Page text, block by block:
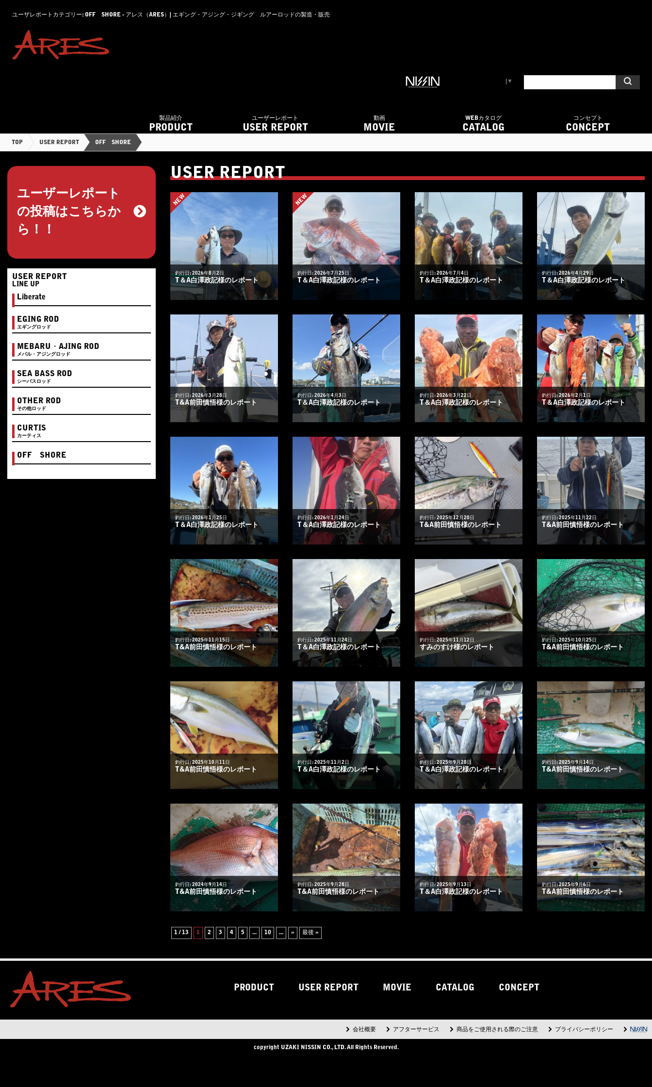
ユーザレポートカテゴリー: OFF SHORE - アレス（ARES）| エギング・アジング・ジギング ルアーロッドの製造・販売
▼
製品紹介
PRODUCT
ユーザーレポート
USER REPORT
動画
MOVIE
WEBカタログ
CATALOG
コンセプト
CONCEPT
TOP USER REPORT OFF SHORE
ユーザーレポート
の投稿はこちらか
ら！！
USER REPORT
LINE UP
Liberate
EGING ROD
エギングロッド
MEBARU・AJING ROD
メバル・アジングロッド
SEA BASS ROD
シーバスロッド
OTHER ROD
その他ロッド
CURTIS
カーティス
OFF SHORE
USER REPORT
NEW
釣行日: 2026年8月2日
T＆A白澤政記様のレポート
NEW
釣行日: 2026年7月25日
T＆A白澤政記様のレポート
釣行日: 2026年7月4日
T＆A白澤政記様のレポート
釣行日: 2026年4月29日
T＆A白澤政記様のレポート
釣行日: 2026年3月28日
T&A前田慎悟様のレポート
釣行日: 2026年4月3日
T＆A白澤政記様のレポート
釣行日: 2026年3月22日
T＆A白澤政記様のレポート
釣行日: 2026年2月1日
T＆A白澤政記様のレポート
釣行日: 2026年1月25日
T＆A白澤政記様のレポート
釣行日: 2026年1月24日
T＆A白澤政記様のレポート
釣行日: 2025年12月20日
T&A前田慎悟様のレポート
釣行日: 2025年11月22日
T&A前田慎悟様のレポート
釣行日: 2025年11月15日
T&A前田慎悟様のレポート
釣行日: 2025年11月24日
T＆A白澤政記様のレポート
釣行日: 2025年11月12日
すみのすけ様のレポート
釣行日: 2025年10月25日
T&A前田慎悟様のレポート
釣行日: 2025年10月11日
T&A前田慎悟様のレポート
釣行日: 2025年11月2日
T＆A白澤政記様のレポート
釣行日: 2025年9月28日
T＆A白澤政記様のレポート
釣行日: 2025年9月14日
T&A前田慎悟様のレポート
釣行日: 2024年9月14日
T&A前田慎悟様のレポート
釣行日: 2025年9月28日
T&A前田慎悟様のレポート
釣行日: 2025年9月13日
T＆A白澤政記様のレポート
釣行日: 2025年9月6日
T&A前田慎悟様のレポート
1 / 13 1 2 3 4 5 ... 10 ... » 最後 »
PRODUCT USER REPORT MOVIE CATALOG CONCEPT
会社概要 アフターサービス 商品をご使用される際のご注意 プライバシーポリシー
copyright UZAKI NISSIN CO., LTD. All Rights Reserved.